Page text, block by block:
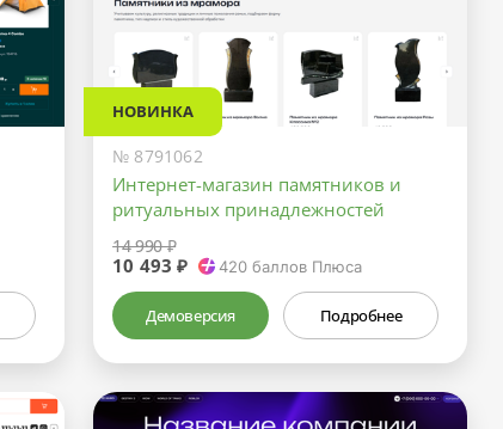
НОВИНКА
№ 8791062
Интернет-магазин памятников и
ритуальных принадлежностей
14 990 ₽
10 493 ₽ 420баллов Плюса
Демоверсия Подробнее